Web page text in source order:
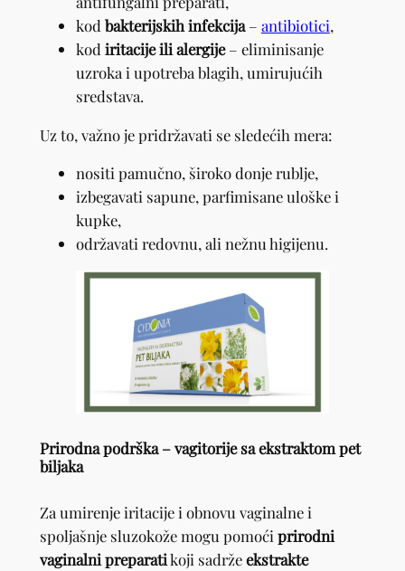
kod bakterijskih infekcija– antibiotici,
kod iritacije ili alergije– eliminisanje
uzroka i upotreba blagih, umirujućih
sredstava.
Uz to, važno je pridržavati se sledećih mera:
nositi pamučno, široko donje rublje,
izbegavati sapune, parfimisane uloške i
kupke,
održavati redovnu, ali nežnu higijenu.
Prirodna podrška – vagitorije sa ekstraktom pet
biljaka
Za umirenje iritacije i obnovu vaginalne i
spoljašnje sluzokože mogu pomoći prirodni
vaginalni preparatikoji sadržeekstrakte